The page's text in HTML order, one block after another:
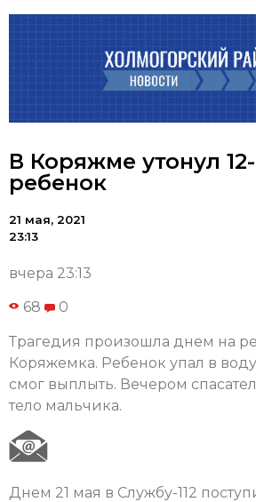
В Коряжме утонул
ребенок
21 мая, 2021
23:13
вчера 23:13
68 0
Трагедия произошла днем на
Коряжемка. Ребенок упал в
смог выплыть. Вечером
тело мальчика.
Днем 21 мая в Службу-112